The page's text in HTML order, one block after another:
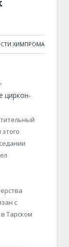
ХИМПРОМА
с
Тарском